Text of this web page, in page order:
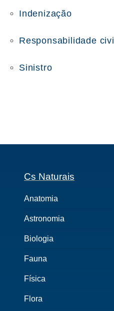
Indenização
Responsabilidade civil
Sinistro
Cs Naturais
Anatomia
Astronomia
Biologia
Fauna
Física
Flora